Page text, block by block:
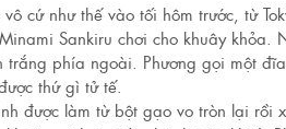
cứ như thế vào tối hôm trước, từ
Sankiru chơi cho khuây khỏa.
trắng phía ngoài. Phương gọi một
thứ gì tử tế.
được làm từ bột gạo vo tròn lại rồi